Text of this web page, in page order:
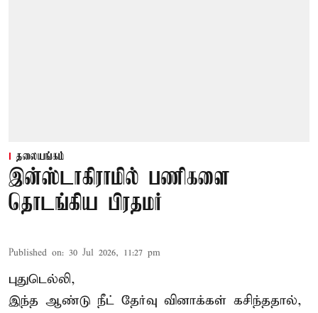
தலையங்கம்
இன்ஸ்டாகிராமில் பணிகளை
தொடங்கிய பிரதமர்
Published on: 30 Jul 2026, 11:27 pm
புதுடெல்லி,
இந்த ஆண்டு நீட் தேர்வு வினாக்கள் கசிந்ததால்,